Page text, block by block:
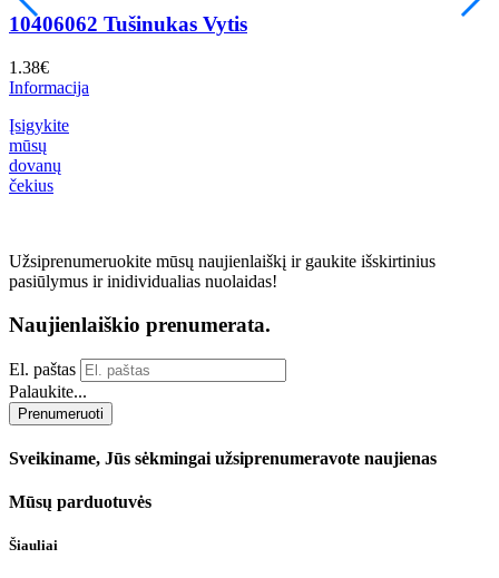
10406062 Tušinukas Vytis
1.38€
Informacija
Įsigykite
mūsų
dovanų
čekius
Užsiprenumeruokite mūsų naujienlaiškį ir gaukite išskirtinius
pasiūlymus ir inidividualias nuolaidas!
Naujienlaiškio prenumerata.
El. paštas
Palaukite...
Prenumeruoti
Sveikiname, Jūs sėkmingai užsiprenumeravote naujienas
Mūsų parduotuvės
Šiauliai